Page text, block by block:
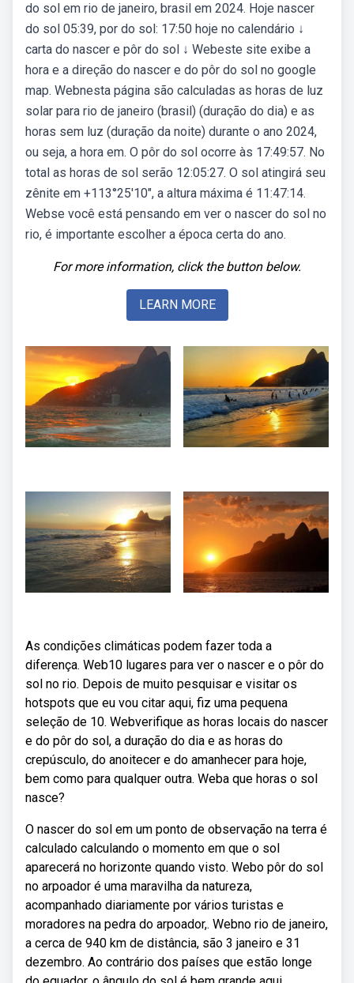
do sol em rio de janeiro, brasil em 2024. Hoje nascer
do sol 05:39, por do sol: 17:50 hoje no calendário ↓
carta do nascer e pôr do sol ↓ Webeste site exibe a
hora e a direção do nascer e do pôr do sol no google
map. Webnesta página são calculadas as horas de luz
solar para rio de janeiro (brasil) (duração do dia) e as
horas sem luz (duração da noite) durante o ano 2024,
ou seja, a hora em. O pôr do sol ocorre às 17:49:57. No
total as horas de sol serão 12:05:27. O sol atingirá seu
zênite em +113°25′10″, a altura máxima é 11:47:14.
Webse você está pensando em ver o nascer do sol no
rio, é importante escolher a época certa do ano.
For more information, click the button below.
LEARN MORE
As condições climáticas podem fazer toda a
diferença. Web10 lugares para ver o nascer e o pôr do
sol no rio. Depois de muito pesquisar e visitar os
hotspots que eu vou citar aqui, fiz uma pequena
seleção de 10. Webverifique as horas locais do nascer
e do pôr do sol, a duração do dia e as horas do
crepúsculo, do anoitecer e do amanhecer para hoje,
bem como para qualquer outra. Weba que horas o sol
nasce?
O nascer do sol em um ponto de observação na terra é
calculado calculando o momento em que o sol
aparecerá no horizonte quando visto. Webo pôr do sol
no arpoador é uma maravilha da natureza,
acompanhado diariamente por vários turistas e
moradores na pedra do arpoador,. Webno rio de janeiro,
a cerca de 940 km de distância, são 3 janeiro e 31
dezembro. Ao contrário dos países que estão longe